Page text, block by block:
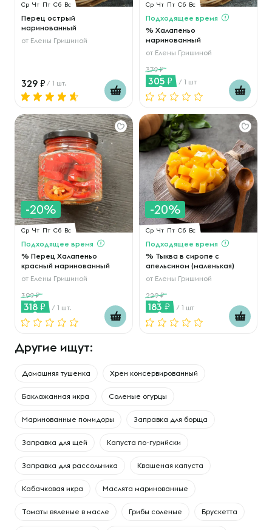
Ср Чт Пт Сб Вс
Перец острый
маринованный
от Елены Гришиной
329 / 1 шт.
Ср Чт Пт Сб Вс
Подходящее время
% Халапеньо
маринованный
от Елены Гришиной
379
305 / 1 шт
-20%
Ср Чт Пт Сб Вс
Подходящее время
% Перец Халапеньо
красный маринованный
от Елены Гришиной
399
318 / 1 шт.
-20%
Ср Чт Пт Сб Вс
Подходящее время
% Тыква в сиропе с
апельсином (маленькая)
от Елены Гришиной
229
183 / 1 шт
Другие ищут:
Домашняя тушенка Хрен консервированный
Баклажанная икра Соленые огурцы
Маринованные помидоры Заправка для борща
Заправка для щей Капуста по-гурийски
Заправка для рассольника Квашеная капуста
Кабачковая икра Маслята маринованные
Томаты вяленые в масле Грибы соленые Брускетта